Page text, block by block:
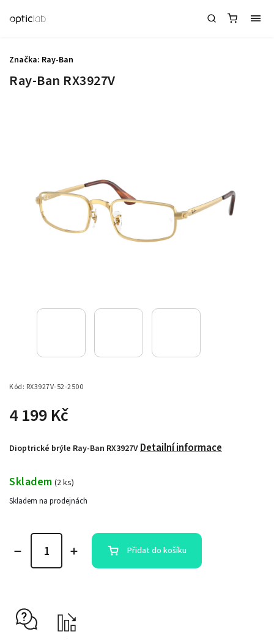
Ray-Ban RX3927V
Kód: RX3927V-52-2500
4 199 Kč
Dioptrické brýle Ray-Ban RX3927V Detailní informace
Značka: Ray-Ban
Skladem (2 ks)
Skladem na prodejnách
Přidat do košíku